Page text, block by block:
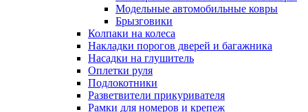
Модельные автомобильные ковры
Брызговики
Колпаки на колеса
Накладки порогов дверей и багажника
Насадки на глушитель
Оплетки руля
Подлокотники
Разветвители прикуривателя
Рамки для номеров и крепеж